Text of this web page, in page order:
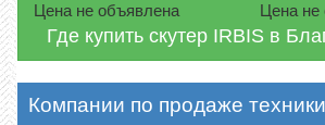
Цена не объявлена
Цена не
Где купить скутер IRBIS в
Компании по продаже